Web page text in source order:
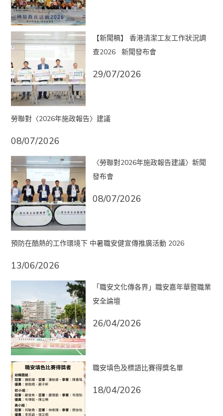
【新聞稿】 香港清潔工友工作狀況調
查2026 新聞發布會
29/07/2026
勞聯對〈2026年施政報告〉建議
08/07/2026
〈勞聯對2026年施政報告建議〉新聞
發布會
08/07/2026
預防在酷熱的工作環境下 中暑職安健宣傳推廣活動 2026
13/06/2026
「職安文化傳各界」職安嘉年華暨職業
安全論壇
26/04/2026
職安填色及標語比賽得獎名單
18/04/2026